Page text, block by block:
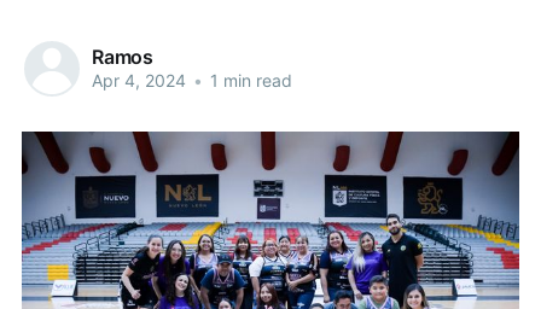
Ramos
Apr 4, 2024 • 1 min read